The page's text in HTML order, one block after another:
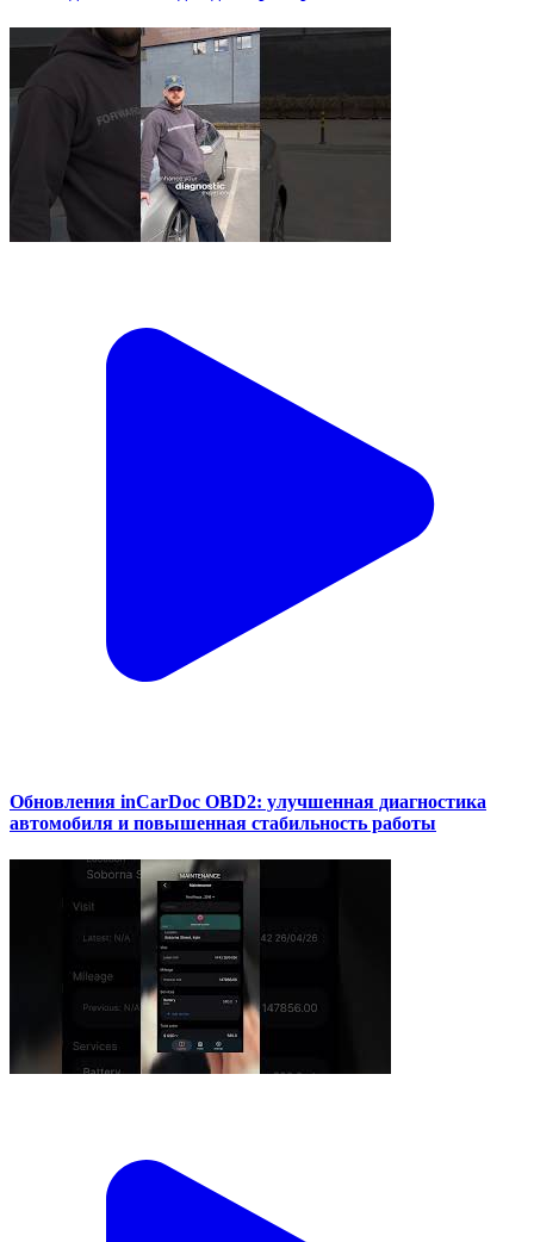
Обновления inCarDoc OBD2: улучшенная диагностика
автомобиля и повышенная стабильность работы